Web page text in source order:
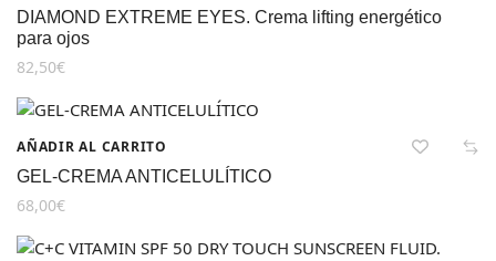
DIAMOND EXTREME EYES. Crema lifting energético
para ojos
82,50€
AÑADIR AL CARRITO
GEL-CREMA ANTICELULÍTICO
68,00€